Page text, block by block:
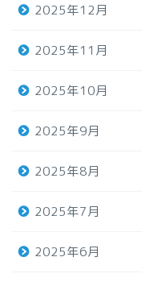
2025年12月
2025年11月
2025年10月
2025年9月
2025年8月
2025年7月
2025年6月